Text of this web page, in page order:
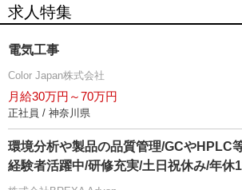
求人特集
電気工事
Color Japan株式会社
月給30万円～70万円
正社員 / 神奈川県
環境分析や製品の品質管理/GCやHPLC
経験者活躍中/研修充実/土日祝休み/年休